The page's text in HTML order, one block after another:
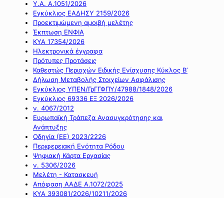
Υ.Α. Α.1051/2026
Εγκύκλιος ΕΑΔΗΣΥ 2159/2026
Προεκτιμώμενη αμοιβή μελέτης
Έκπτωση ΕΝΦΙΑ
ΚΥΑ 17354/2026
Ηλεκτρονικά έγγραφα
Πρότυπες Προτάσεις
Καθεστώς Περιοχών Ειδικής Ενίσχυσης Κύκλος Β’
Δήλωση Μεταβολής Στοιχείων Ασφάλισης
Εγκύκλιος ΥΠΕΝ/ΓρΓΓΦΠΥ/47988/1848/2026
Εγκύκλιος 69336 ΕΞ 2026/2026
ν. 4067/2012
Ευρωπαϊκή Τράπεζα Ανασυγκρότησης και
Ανάπτυξης
Οδηγία (ΕΕ) 2023/2226
Περιφερειακή Ενότητα Ρόδου
Ψηφιακή Κάρτα Εργασίας
ν. 5306/2026
Μελέτη - Κατασκευή
Απόφαση ΑΑΔΕ Α.1072/2025
ΚΥΑ 393081/2026/10211/2026